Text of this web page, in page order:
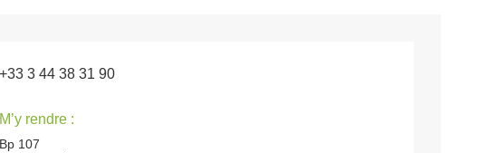
+33 3 44 38 31 90
M’y rendre :
Bp 107